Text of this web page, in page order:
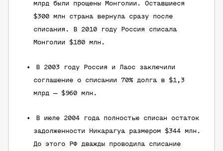
млрд были прощены Монголии. Оставшиеся
$300 млн страна вернула сразу после
списания. В 2010 году Россия списала
Монголии $180 млн.
В 2003 году Россия и Лаос заключили
соглашение о списании 70% долга в $1,3
млрд — $960 млн.
В июле 2004 года полностью списан остаток
задолженности Никарагуа размером $344 млн.
До этого РФ дважды проводила списание